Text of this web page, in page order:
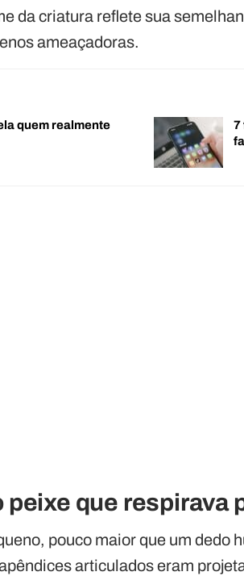
da criatura reflete sua
ameaçadoras.
quem realmente
7
peixe que respirava
pouco maior que um dedo
articulados eram